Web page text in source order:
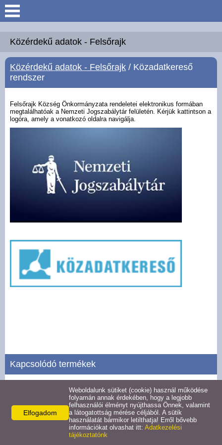
Keresés
Köszöntő
Hírek
Polgármesteri Hivatal
Közérdekű adatok -
Felsőrajk
Választási információk -
Felsőrajk
EFOP-1.5.2-16-2017-00008
Közérdekű adatok - Felsőrajk
Közérdekű adatok - Felsőrajk / Közadatkereső
rendszer
Felsőrajk Község Önkormányzata rendeletei elektronikus formában
megtalálhatóak a Nemzeti Jogszabálytár felületén. Kérjük kattintson a
logóra, amely a vonatkozó oldalra navigálja.
Kapcsolódó termékek
Tevékenységre, működésre vonatkozó adatok
Részletek
Elfogadom
Weboldalunk sütiket (cookie) használ működése
folyamán annak érdekében, hogy a legjobb
felhasználói élményt nyújthassa Önnek, valamint
a látogatottság mérése céljából. A sütik
használatát bármikor letilthatja! Erről bővebb
információkat olvashat itt: Adatkezelési
tájékoztatónk